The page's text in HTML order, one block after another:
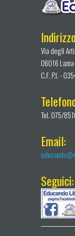
Via degli
06016 Lama
C.F. P.I. -
Tel. 075/
Email:
Seguici: